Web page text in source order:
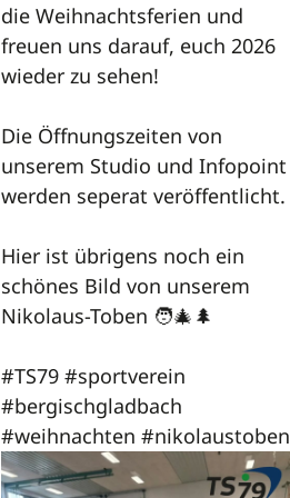
die Weihnachtsferien und
freuen uns darauf, euch 2026
wieder zu sehen!
Die Öffnungszeiten von
unserem Studio und Infopoint
werden seperat veröffentlicht.
Hier ist übrigens noch ein
schönes Bild von unserem
Nikolaus-Toben 🧑‍🎄🌲
#TS79 #sportverein
#bergischgladbach
#weihnachten #nikolaustoben